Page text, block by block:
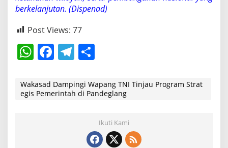
berkelanjutan. (Dispenad)
Post Views: 77
W
at
s
F
c
e
T
e
gr
m
ar
e
Wakasad Dampingi Wapang TNI Tinjau Program Strat
egis Pemerintah di Pandeglang
Ikuti Kami